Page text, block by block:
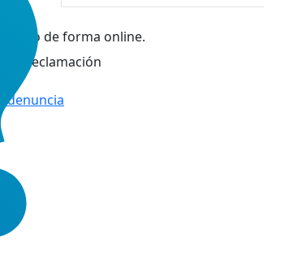
de forma online.
reclamación
denuncia